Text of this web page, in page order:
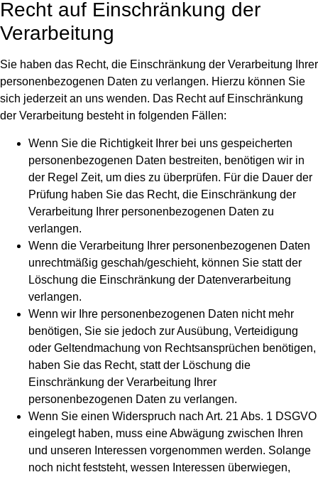
Recht auf Einschränkung der
Verarbeitung
Sie haben das Recht, die Einschränkung der Verarbeitung Ihrer
personenbezogenen Daten zu verlangen. Hierzu können Sie
sich jederzeit an uns wenden. Das Recht auf Einschränkung
der Verarbeitung besteht in folgenden Fällen:
Wenn Sie die Richtigkeit Ihrer bei uns gespeicherten
personenbezogenen Daten bestreiten, benötigen wir in
der Regel Zeit, um dies zu überprüfen. Für die Dauer der
Prüfung haben Sie das Recht, die Einschränkung der
Verarbeitung Ihrer personenbezogenen Daten zu
verlangen.
Wenn die Verarbeitung Ihrer personenbezogenen Daten
unrechtmäßig geschah/geschieht, können Sie statt der
Löschung die Einschränkung der Datenverarbeitung
verlangen.
Wenn wir Ihre personenbezogenen Daten nicht mehr
benötigen, Sie sie jedoch zur Ausübung, Verteidigung
oder Geltendmachung von Rechtsansprüchen benötigen,
haben Sie das Recht, statt der Löschung die
Einschränkung der Verarbeitung Ihrer
personenbezogenen Daten zu verlangen.
Wenn Sie einen Widerspruch nach Art. 21 Abs. 1 DSGVO
eingelegt haben, muss eine Abwägung zwischen Ihren
und unseren Interessen vorgenommen werden. Solange
noch nicht feststeht, wessen Interessen überwiegen,